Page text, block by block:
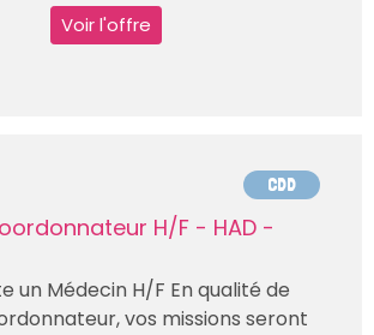
Voir l'offre
CDD
H/F - HAD -
un Médecin H/F En qualité de
vos missions seront